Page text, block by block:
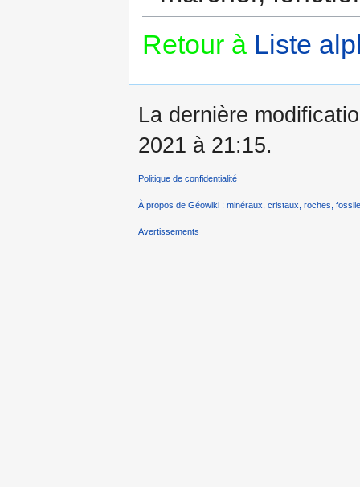
Retour à Liste
La dernière
2021 à 21:15.
Politique de confidentialité
À propos de Géowiki : minéraux, cristaux, roches,
Avertissements